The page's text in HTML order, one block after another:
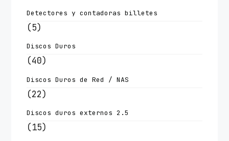
Detectores y contadoras billetes
(5)
Discos Duros
(40)
Discos Duros de Red / NAS
(22)
Discos duros externos 2.5
(15)